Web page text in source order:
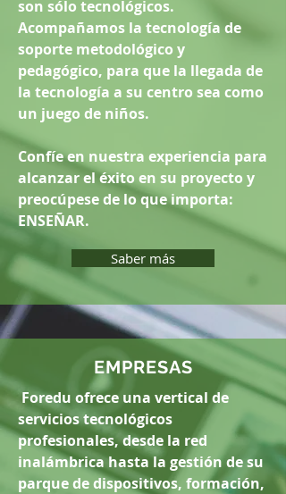
son sólo tecnológicos.
Acompañamos la tecnología de
soporte metodológico y
pedagógico, para que la llegada de
la tecnología a su centro sea como
un juego de niños.
Confíe en nuestra experiencia para
alcanzar el éxito en su proyecto y
preocúpese de lo que importa:
ENSEÑAR.
Saber más
EMPRESAS
Foredu ofrece una vertical de
servicios tecnológicos
profesionales, desde la red
inalámbrica hasta la gestión de su
parque de dispositivos, formación,